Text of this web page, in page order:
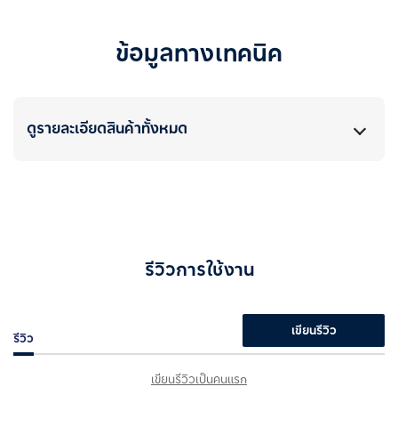
ข้อมูลทางเทคนิค
ดูรายละเอียดสินค้าทั้งหมด
รีวิวการใช้งาน
รีวิว เขียนรีวิว
เขียนรีวิวเป็นคนแรก